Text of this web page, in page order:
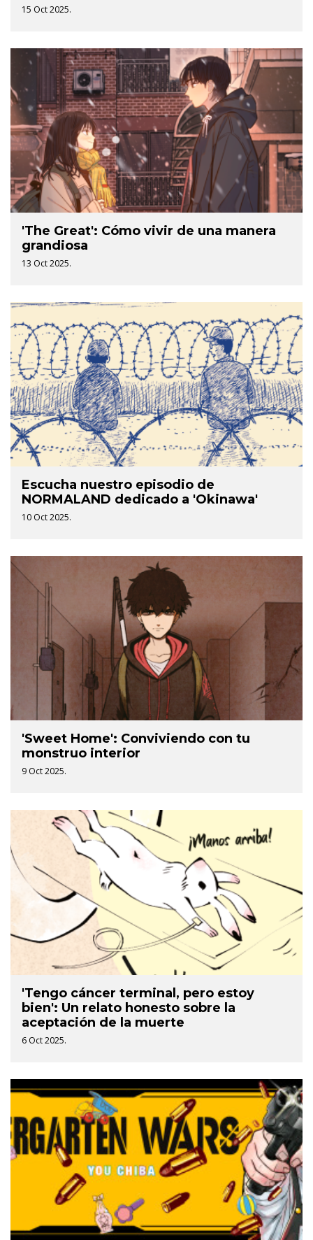
15 Oct 2025.
'The Great': Cómo vivir de una manera
grandiosa
13 Oct 2025.
Escucha nuestro episodio de
NORMALAND dedicado a 'Okinawa'
10 Oct 2025.
'Sweet Home': Conviviendo con tu
monstruo interior
9 Oct 2025.
'Tengo cáncer terminal, pero estoy
bien': Un relato honesto sobre la
aceptación de la muerte
6 Oct 2025.